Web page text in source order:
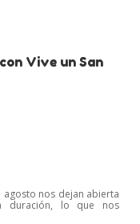
Vive un San
agosto nos dejan abierta
duración, lo que nos